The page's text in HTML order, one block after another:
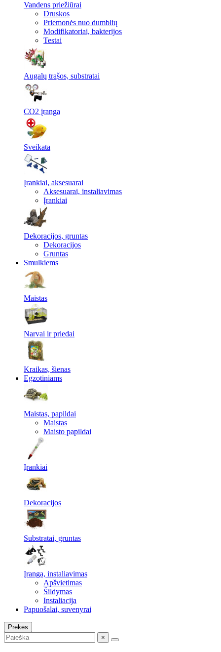
Vandens priežiūrai
Druskos
Priemonės nuo dumblių
Modifikatoriai, bakterijos
Testai
Augalų trąšos, substratai
CO2 įranga
Sveikata
Įrankiai, aksesuarai
Aksesuarai, instaliavimas
Įrankiai
Dekoracijos, gruntas
Dekoracijos
Gruntas
Smulkiems
Maistas
Narvai ir priedai
Kraikas, šienas
Egzotiniams
Maistas, papildai
Maistas
Maisto papildai
Įrankiai
Dekoracijos
Substratai, gruntas
Įranga, instaliavimas
Apšvietimas
Šildymas
Instaliacija
Papuošalai, suvenyrai
Prekės
×